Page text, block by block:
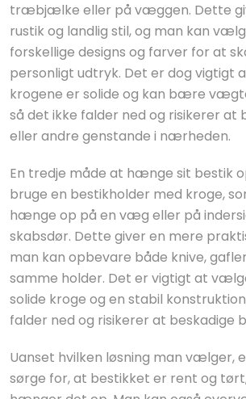
træbjælke eller på væggen. Dette
rustik og landlig stil, og man kan
forskellige designs og farver for at
personligt udtryk. Det er dog vigtigt
krogene er solide og kan bære
så det ikke falder ned og risikerer at
eller andre genstande i nærheden.
En tredje måde at hænge sit bestik
bruge en bestikholder med kroge,
hænge op på en væg eller på
skabsdør. Dette giver en mere
man kan opbevare både knive,
samme holder. Det er vigtigt at
solide kroge og en stabil
falder ned og risikerer at beskadige
Uanset hvilken løsning man vælger,
sørge for, at bestikket er rent og